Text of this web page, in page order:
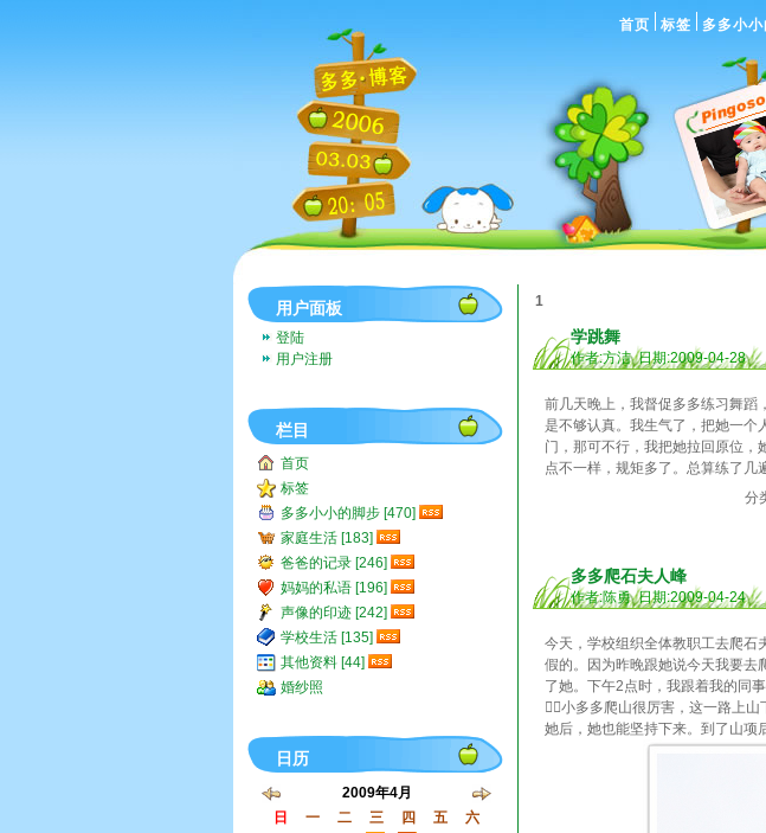
首页 标签 多多小
1
学跳舞
作者:方洁 日期:2009-04-28
前几天晚上，我督促多多练习舞蹈
是不够认真。我生气了，把她一个
门，那可不行，我把她拉回原位，
点不一样，规矩多了。总算练了几
分
多多爬石夫人峰
作者:陈勇 日期:2009-04-24
今天，学校组织全体教职工去爬石
假的。因为昨晚跟她说今天我要去
了她。下午2点时，我跟着我的同
小多多爬山很厉害，这一路上
她后，她也能坚持下来。到了山项
用户面板
登陆
用户注册
栏目
首页
标签
多多小小的脚步 [470]
家庭生活 [183]
爸爸的记录 [246]
妈妈的私语 [196]
声像的印迹 [242]
学校生活 [135]
其他资料 [44]
婚纱照
日历
2009年4月
日
一 二 三 四 五 六